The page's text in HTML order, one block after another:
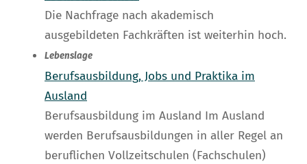
Die Nachfrage nach akademisch
ausgebildeten Fachkräften ist weiterhin hoch.
Lebenslage
Berufsausbildung, Jobs und Praktika im
Ausland
Berufsausbildung im Ausland Im Ausland
werden Berufsausbildungen in aller Regel an
beruflichen Vollzeitschulen (Fachschulen)